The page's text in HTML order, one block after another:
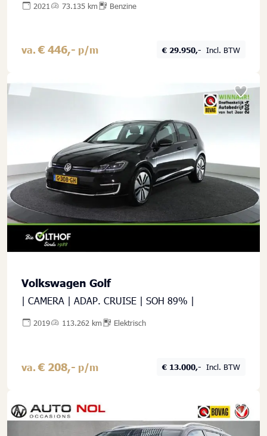
2021 73.135 km Benzine
va. € 446,- p/m € 29.950,- Incl. BTW
Volkswagen Golf
| CAMERA | ADAP. CRUISE | SOH 89% |
2019 113.262 km Elektrisch
va. € 208,- p/m € 13.000,- Incl. BTW